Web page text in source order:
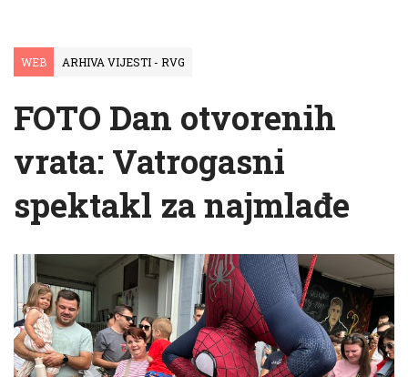
WEB ARHIVA VIJESTI - RVG
FOTO Dan otvorenih
vrata: Vatrogasni
spektakl za najmlađe